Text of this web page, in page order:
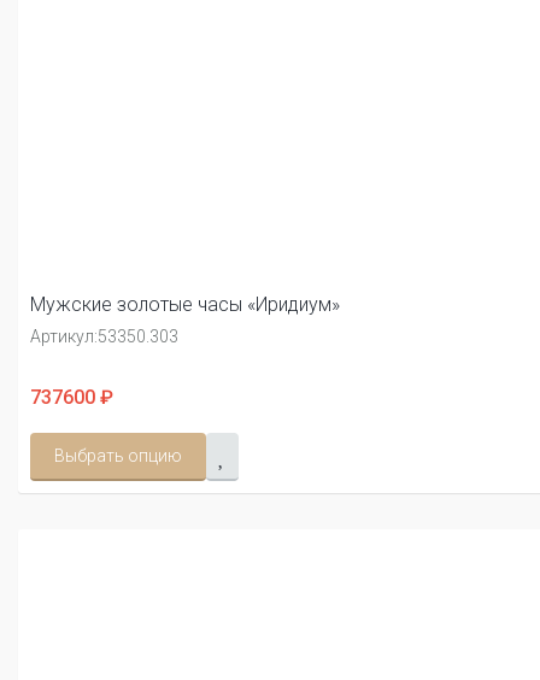
Мужские золотые часы «Иридиум»
Артикул:53350.303
737600 ₽
Выбрать опцию